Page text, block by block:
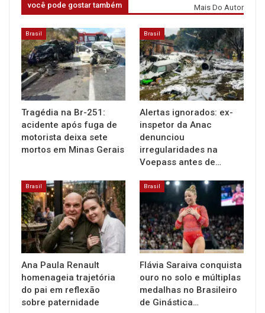
você pode gostar também Mais Do Autor
Brasil
Tragédia na Br-251:
acidente após fuga de
motorista deixa sete
mortos em Minas Gerais
Brasil
Alertas ignorados: ex-
inspetor da Anac
denunciou
irregularidades na
Voepass antes de…
Brasil
Ana Paula Renault
homenageia trajetória
do pai em reflexão
sobre paternidade
Brasil
Flávia Saraiva conquista
ouro no solo e múltiplas
medalhas no Brasileiro
de Ginástica…